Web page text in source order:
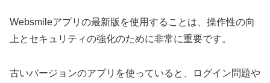
Websmileアプリの最新版を使用することは、操作性の向
上とセキュリティの強化のために非常に重要です。
古いバージョンのアプリを使っていると、ログイン問題や